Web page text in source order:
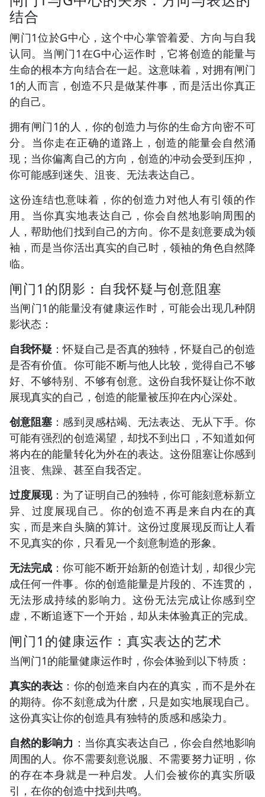
结合
闸门1位於G中心，这个中心掌管着爱、方向与自我
认同。当闸门1在G中心运作时，它将创造的能量与
生命的根本方向结合在一起。这意味着，对拥有闸门
1的人而言，创造不只是做某件事，而是活出你真正
的自己。
拥有闸门1的人，你的创造力与你的生命方向密不可
分。当你走在正确的道路上，创造的能量会自然涌
现；当你偏离自己的方向，创造的冲动会受到压抑，
你可能感到迷失、沮丧、无法表达自己。
这份连结也意味着，你的创造力对他人有引领的作
用。当你真实地表达自己，你会自然地影响周围的
人，帮助他们找到自己的方向。你不是刻意要成为领
袖，而是当你活出真实的自己时，领袖的角色自然降
临。
闸门1的阴影：自我怀疑与创意阻塞
当闸门1的能量没有健康运作时，可能会出现几种阴
影状态：
自我怀疑 ：怀疑自己是否真的独特，怀疑自己的创造
是否有价值。你可能不断与他人比较，觉得自己不够
好、不够特别、不够有创意。这份自我怀疑让你不敢
展现真实的自己，创造的能量被压抑在内心深处。
创意阻塞 ：感到灵感枯竭、无法表达、无从下手。你
可能有强烈的创造渴望，却找不到出口，不知道如何
将内在的能量转化为外在的表达。这份阻塞让你感到
沮丧、焦躁、甚至自我否定。
过度展现：为了证明自己的独特，你可能刻意标新立
异、过度展现自己。你的创造不再是来自内在的真
实，而是来自头脑的算计。这份过度展现反而让人看
不见真实的你，只看见一个刻意制造的形象。
无法完成 ：你可能不断开始新的创造计划，却很少完
成任何一件事。你的创造能量是片段的、不连贯的，
无法形成持续的影响力。这份无法完成让你感到空
虚，不断追逐下一个开始，却从未体验真正的完成。
闸门1的健康运作：真实表达的艺术
当闸门1的能量健康运作时，你会体验到以下特质：
真实的表达 ：你的创造来自内在的真实，而不是外在
的期待。你不刻意成为什麽，只是如实地展现自己。
这份真实让你的创造具有独特的质感和感染力。
自然的影响力 ：当你真实表达自己，你会自然地影响
周围的人。你不需要刻意说服、不需要努力证明，你
的存在本身就是一种启发。人们会被你的真实所吸
引，在你的创造中找到共鸣。